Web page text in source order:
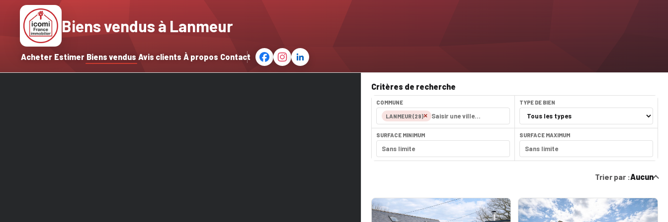
Acheter Estimer Biens vendus Avis clients À propos Contact
Biens vendus à Lanmeur
Critères de recherche
COMMUNE
LANMEUR (29)×
TYPE DE BIEN
SURFACE MINIMUM SURFACE MAXIMUM
Trier par :Aucun